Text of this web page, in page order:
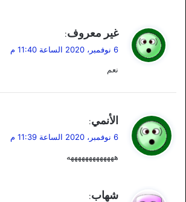
ي
ل
غير معروف:
6 نوفمبر، 2020 الساعة 11:40 م
نعم
ي
ل
الأنمي:
6 نوفمبر، 2020 الساعة 11:39 م
هههههههههههههه
يشهاب: